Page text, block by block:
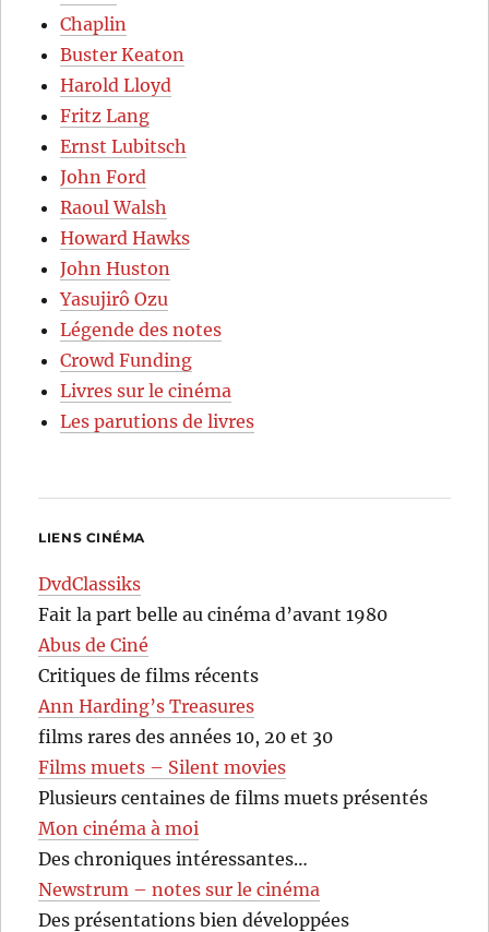
Chaplin
Buster Keaton
Harold Lloyd
Fritz Lang
Ernst Lubitsch
John Ford
Raoul Walsh
Howard Hawks
John Huston
Yasujirô Ozu
Légende des notes
Crowd Funding
Livres sur le cinéma
Les parutions de livres
LIENS CINÉMA
DvdClassiks
Fait la part belle au cinéma d’avant 1980
Abus de Ciné
Critiques de films récents
Ann Harding’s Treasures
films rares des années 10, 20 et 30
Films muets – Silent movies
Plusieurs centaines de films muets présentés
Mon cinéma à moi
Des chroniques intéressantes…
Newstrum – notes sur le cinéma
Des présentations bien développées